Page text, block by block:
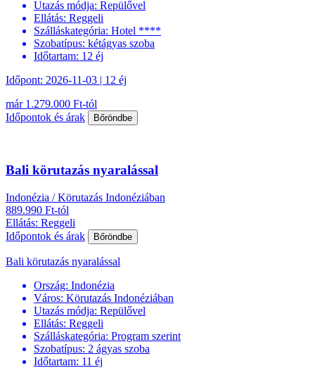
Utazás módja: Repülővel
Ellátás: Reggeli
Szálláskategória: Hotel ****
Szobatípus: kétágyas szoba
Időtartam: 12 éj
Időpont: 2026-11-03 | 12 éj
már 1.279.000 Ft-tól
Időpontok és árak
Bőröndbe
Bali körutazás nyaralással
Indonézia / Körutazás Indonéziában
889.990 Ft-tól
Ellátás: Reggeli
Időpontok és árak
Bőröndbe
Bali körutazás nyaralással
Ország: Indonézia
Város: Körutazás Indonéziában
Utazás módja: Repülővel
Ellátás: Reggeli
Szálláskategória: Program szerint
Szobatípus: 2 ágyas szoba
Időtartam: 11 éj